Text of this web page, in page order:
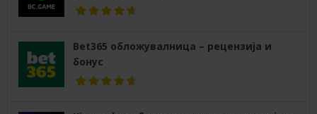
Bet365 обложувалница – рецензија и
бонус